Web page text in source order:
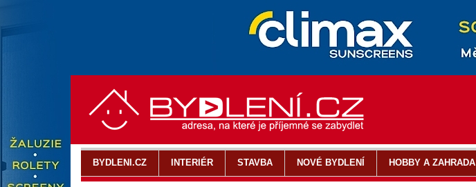
BYDLENI.CZ INTERIÉR STAVBA NOVÉ BYDLENÍ HOBBY A ZAHRADA